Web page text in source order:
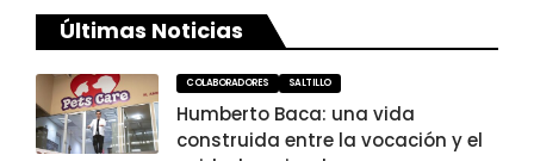
Últimas Noticias
COLABORADORES SALTILLO
Humberto Baca: una vida
construida entre la vocación y el